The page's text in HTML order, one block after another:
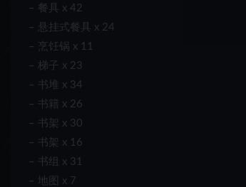
– 餐具 x 42
– 悬挂式餐具 x 24
– 烹饪锅 x 11
– 梯子 x 23
– 书堆 x 34
– 书籍 x 26
– 书架 x 30
– 书架 x 16
– 书组 x 31
– 地图 x 7